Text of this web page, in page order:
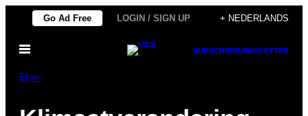
de
inhoud
Go Ad Free LOGIN / SIGN UP + NEDERLANDS
Open
SUBSCRIBENEWSLETTER
Eten